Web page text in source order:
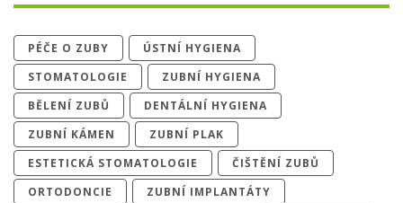
PÉČE O ZUBY
ÚSTNÍ HYGIENA
STOMATOLOGIE
ZUBNÍ HYGIENA
BĚLENÍ ZUBŮ
DENTÁLNÍ HYGIENA
ZUBNÍ KÁMEN
ZUBNÍ PLAK
ESTETICKÁ STOMATOLOGIE
ČIŠTĚNÍ ZUBŮ
ORTODONCIE
ZUBNÍ IMPLANTÁTY